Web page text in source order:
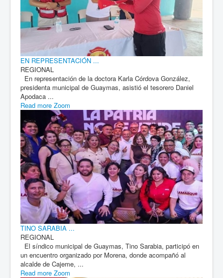
EN REPRESENTACIÓN ...
REGIONAL
En representación de la doctora Karla Córdova González,
presidenta municipal de Guaymas, asistió el tesorero Daniel
Apodaca ...
Read more Zoom
TINO SARABIA ...
REGIONAL
El síndico municipal de Guaymas, Tino Sarabia, participó en
un encuentro organizado por Morena, donde acompañó al
alcalde de Cajeme, ...
Read more Zoom